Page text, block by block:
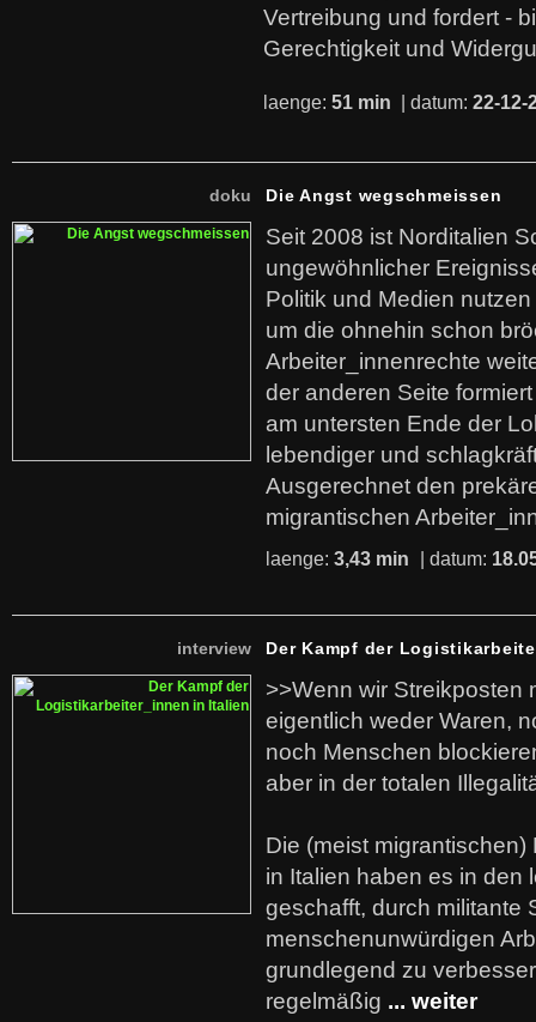
Vertreibung und fordert -
Gerechtigkeit und
laenge: 51 min | datum: 22-12-
doku Die Angst wegschmeissen
Seit 2008 ist Norditalien
ungewöhnlicher
Politik und Medien
um die ohnehin schon
Arbeiter_innenrechte
der anderen Seite
am untersten Ende der
lebendiger und
Ausgerechnet den
migrantischen
laenge: 3,43 min | datum:
interview Der Kampf der
>>Wenn wir Streikposten
eigentlich weder Waren,
noch Menschen
aber in der totalen
Die (meist
in Italien haben es in den
geschafft, durch militante
menschenunwürdigen
grundlegend zu
regelmäßig ... weiter